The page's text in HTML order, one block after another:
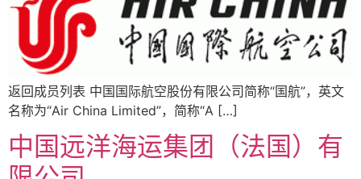
返回成员列表 中国国际航空股份有限公司简称“国航”，英文
名称为“Air China Limited”，简称“A […]
中国远洋海运集团（法国）有